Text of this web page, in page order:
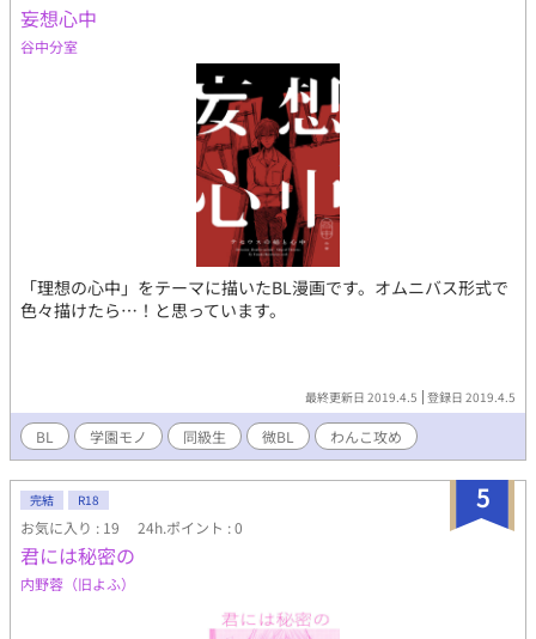
妄想心中
谷中分室
「理想の心中」をテーマに描いたBL漫画です。オムニバス形式で
色々描けたら…！と思っています。
最終更新日 2019.4.5 登録日 2019.4.5
BL 学園モノ 同級生 微BL わんこ攻め
5
完結 R18
お気に入り : 19 24h.ポイント : 0
君には秘密の
内野蓉（旧よふ）